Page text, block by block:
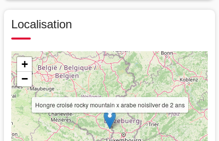
Localisation
Hongre croisé rocky mountain x arabe noisilver de 2 ans
+
−